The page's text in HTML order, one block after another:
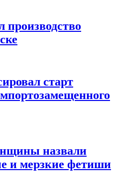
производство
старт
назвали
и мерзкие фетиши